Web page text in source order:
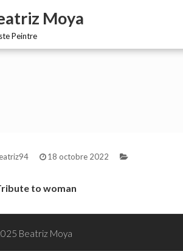
Moya
Peintre
18 octobre 2022
to woman
Beatriz Moya